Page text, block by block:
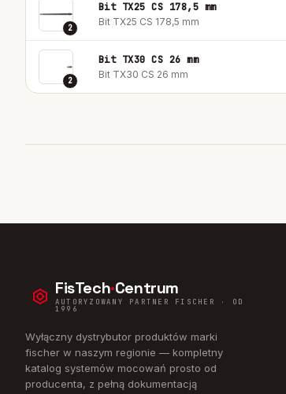
2
Bit TX25 CS 178,5 mm
Bit TX25 CS 178,5 mm
2
Bit TX30 CS 26 mm
Bit TX30 CS 26 mm
FisTech·Centrum
AUTORYZOWANY PARTNER FISCHER · OD
1996
Wyłączny dystrybutor produktów marki
fischer w naszym regionie — kompletny
katalog systemów mocowań prosto od
producenta, z pełną dokumentacją